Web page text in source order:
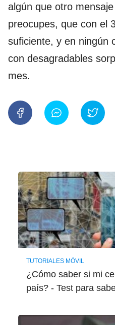
algún que otro
preocupes, que con el
suficiente, y en ningún
con desagradables
mes.
TUTORIALES MÓVIL
¿Cómo saber si mi
país? - Test para